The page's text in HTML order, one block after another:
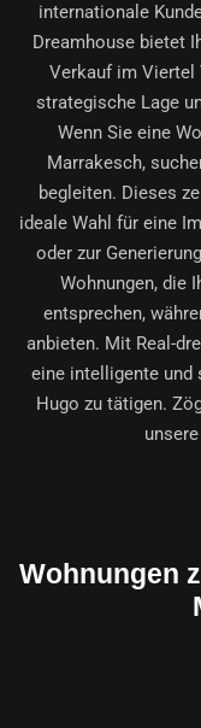
internationale
Dreamhouse bietet
Verkauf im Viertel
strategische Lage
Wenn Sie eine
Marrakesch,
begleiten. Dieses
ideale Wahl für eine
oder zur
Wohnungen, die
entsprechen,
anbieten. Mit Real-
eine intelligente
Hugo zu tätigen.
Wohnungen